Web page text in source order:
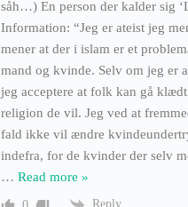
såh…) En person der kalder sig
Information: “Jeg er ateist jeg
mener at der i islam er et
mand og kvinde. Selv om jeg er
jeg acceptere at folk kan gå
religion de vil. Jeg ved at
fald ikke vil ændre
indefra, for de kvinder der selv
… Read more »
Reply